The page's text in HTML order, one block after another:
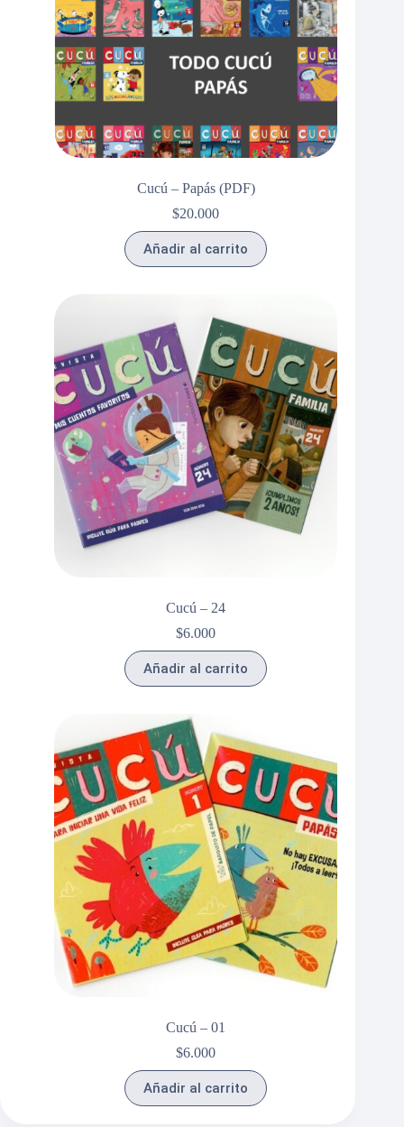
Cucú – Papás (PDF)
$20.000
Añadir al carrito
Cucú – 24
$6.000
Añadir al carrito
Cucú – 01
$6.000
Añadir al carrito